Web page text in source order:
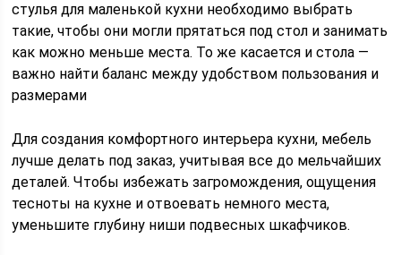
стулья для маленькой кухни необходимо выбрать
такие, чтобы они могли прятаться под стол и занимать
как можно меньше места. То же касается и стола —
важно найти баланс между удобством пользования и
размерами
Для создания комфортного интерьера кухни, мебель
лучше делать под заказ, учитывая все до мельчайших
деталей. Чтобы избежать загромождения, ощущения
тесноты на кухне и отвоевать немного места,
уменьшите глубину ниши подвесных шкафчиков.